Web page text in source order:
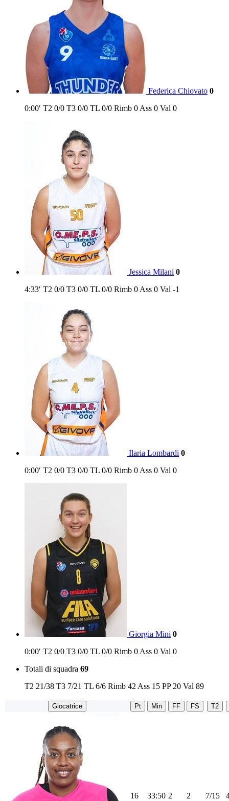
Federica Chiovato 0
0:00′ T2 0/0 T3 0/0 TL 0/0 Rimb 0 Ass 0 Val 0
Jessica Milani 0
4:33′ T2 0/0 T3 0/0 TL 0/0 Rimb 0 Ass 0 Val -1
Ilaria Lombardi 0
0:00′ T2 0/0 T3 0/0 TL 0/0 Rimb 0 Ass 0 Val 0
Giorgia Mini 0
0:00′ T2 0/0 T3 0/0 TL 0/0 Rimb 0 Ass 0 Val 0
Totali di squadra 69
T2 21/38 T3 7/21 TL 6/6 Rimb 42 Ass 15 PP 20 Val 89
Giocatrice Pt Min FF FS T2
16 33:50 2 2 7/15